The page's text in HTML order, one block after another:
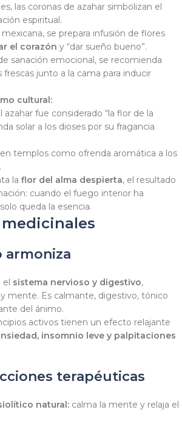
las coronas de azahar simbolizan el
espiritual.
se prepara infusión de flores
el corazón y “dar sueño bueno”.
sanación emocional, se recomienda
frescas junto a la cama para inducir
cultural:
azahar fue considerado “la flor de la
solar a los dioses por su fragancia
templos como ofrenda aromática a los
la flor del alma despierta, el resultado
cuando el fuego interior ha
queda la esencia.
armoniza
el sistema nervioso y digestivo,
mente. Es calmante, digestivo, tónico
del ánimo.
activos tienen un efecto relajante
insomnio leve y palpitaciones
terapéuticas
natural: calma la mente y relaja el